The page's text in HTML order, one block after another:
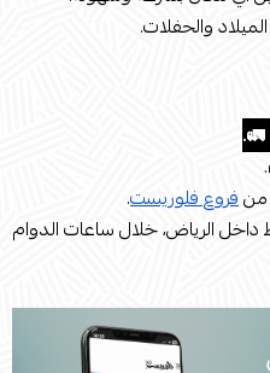
والحفلات.
🚛.
منفروع فلوريست.
الرياض، خلال ساعات الدوام